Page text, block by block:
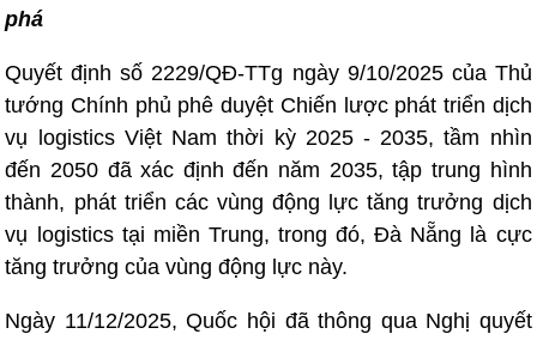
phá
Quyết định số 2229/QĐ-TTg ngày 9/10/2025 của Thủ
tướng Chính phủ phê duyệt Chiến lược phát triển dịch
vụ logistics Việt Nam thời kỳ 2025 - 2035, tầm nhìn
đến 2050 đã xác định đến năm 2035, tập trung hình
thành, phát triển các vùng động lực tăng trưởng dịch
vụ logistics tại miền Trung, trong đó, Đà Nẵng là cực
tăng trưởng của vùng động lực này.
Ngày 11/12/2025, Quốc hội đã thông qua Nghị quyết